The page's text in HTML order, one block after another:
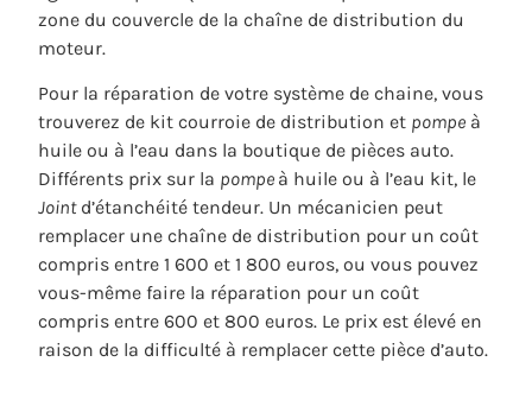
zone du couvercle de la chaîne de distribution du
moteur.
Pour la réparation de votre système de chaine, vous
trouverez de kit courroie de distribution et pompe à
huile ou à l’eau dans la boutique de pièces auto.
Différents prix sur la pompe à huile ou à l’eau kit, le
Jointd’étanchéité tendeur. Un mécanicien peut
remplacer une chaîne de distribution pour un coût
compris entre 1 600 et 1 800 euros, ou vous pouvez
vous-même faire la réparation pour un coût
compris entre 600 et 800 euros. Le prix est élevé en
raison de la difficulté à remplacer cette pièce d’auto.